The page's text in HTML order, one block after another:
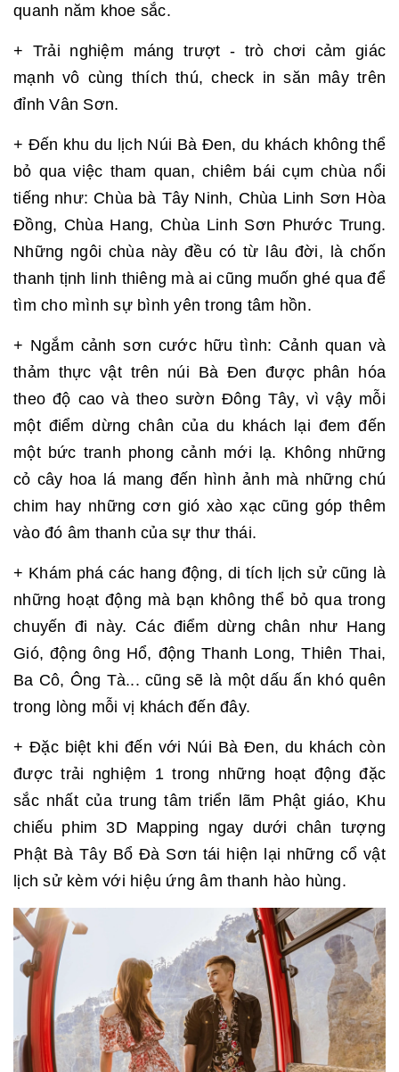
quanh năm khoe sắc.
+ Trải nghiệm máng trượt - trò chơi cảm giác
mạnh vô cùng thích thú, check in săn mây trên
đỉnh Vân Sơn.
+ Đến khu du lịch Núi Bà Đen, du khách không thể
bỏ qua việc tham quan, chiêm bái cụm chùa nổi
tiếng như: Chùa bà Tây Ninh, Chùa Linh Sơn Hòa
Đồng, Chùa Hang, Chùa Linh Sơn Phước Trung.
Những ngôi chùa này đều có từ lâu đời, là chốn
thanh tịnh linh thiêng mà ai cũng muốn ghé qua để
tìm cho mình sự bình yên trong tâm hồn.
+ Ngắm cảnh sơn cước hữu tình: Cảnh quan và
thảm thực vật trên núi Bà Đen được phân hóa
theo độ cao và theo sườn Đông Tây, vì vậy mỗi
một điểm dừng chân của du khách lại đem đến
một bức tranh phong cảnh mới lạ. Không những
cỏ cây hoa lá mang đến hình ảnh mà những chú
chim hay những cơn gió xào xạc cũng góp thêm
vào đó âm thanh của sự thư thái.
+ Khám phá các hang động, di tích lịch sử cũng là
những hoạt động mà bạn không thể bỏ qua trong
chuyến đi này. Các điểm dừng chân như Hang
Gió, động ông Hổ, động Thanh Long, Thiên Thai,
Ba Cô, Ông Tà... cũng sẽ là một dấu ấn khó quên
trong lòng mỗi vị khách đến đây.
+ Đặc biệt khi đến với Núi Bà Đen, du khách còn
được trải nghiệm 1 trong những hoạt động đặc
sắc nhất của trung tâm triển lãm Phật giáo, Khu
chiếu phim 3D Mapping ngay dưới chân tượng
Phật Bà Tây Bổ Đà Sơn tái hiện lại những cổ vật
lịch sử kèm với hiệu ứng âm thanh hào hùng.